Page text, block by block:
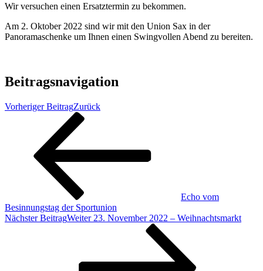
Wir versuchen einen Ersatztermin zu bekommen.
Am 2. Oktober 2022 sind wir mit den Union Sax in der
Panoramaschenke um Ihnen einen Swingvollen Abend zu bereiten.
Beitragsnavigation
Vorheriger BeitragZurück
Echo vom
Besinnungstag der Sportunion
Nächster BeitragWeiter 23. November 2022 – Weihnachtsmarkt